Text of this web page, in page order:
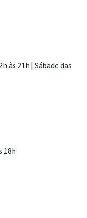
às 21h | Sábado das
18h